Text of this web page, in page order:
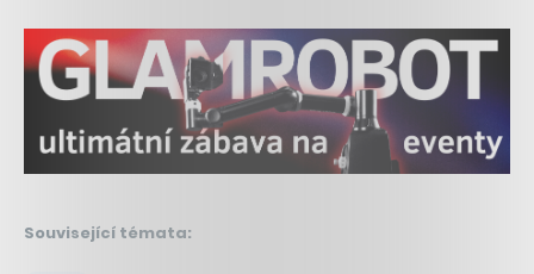
Související témata: